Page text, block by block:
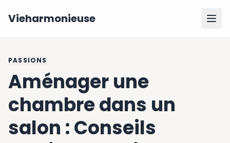
Vieharmonieuse
PASSIONS
Aménager une
chambre dans un
salon : Conseils